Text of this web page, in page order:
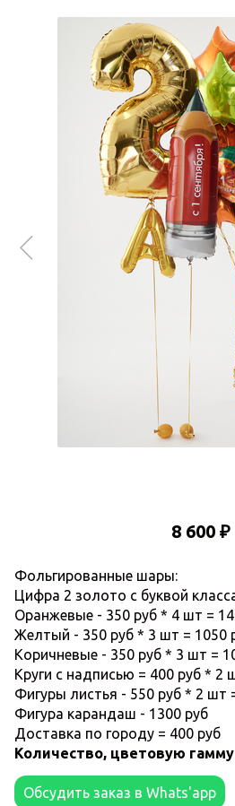
8 600 ₽
Фольгированные шары:
Цифра 2 золото с буквой
Оранжевые - 350 руб * 4 шт =
Желтый - 350 руб * 3 шт = 1050
Коричневые - 350 руб * 3 шт =
Круги с надписью = 400 руб * 2
Фигуры листья - 550 руб * 2 шт
Фигура карандаш - 1300 руб
Доставка по городу = 400 руб
Количество, цветовую
Обсудить заказ в Whats'app